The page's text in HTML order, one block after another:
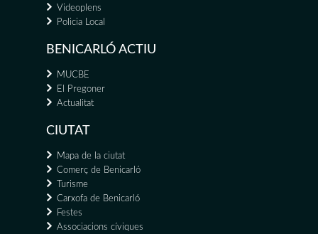
Videoplens
Policia Local
BENICARLÓ ACTIU
MUCBE
El Pregoner
Actualitat
CIUTAT
Mapa de la ciutat
Comerç de Benicarló
Turisme
Carxofa de Benicarló
Festes
Associacions cíviques